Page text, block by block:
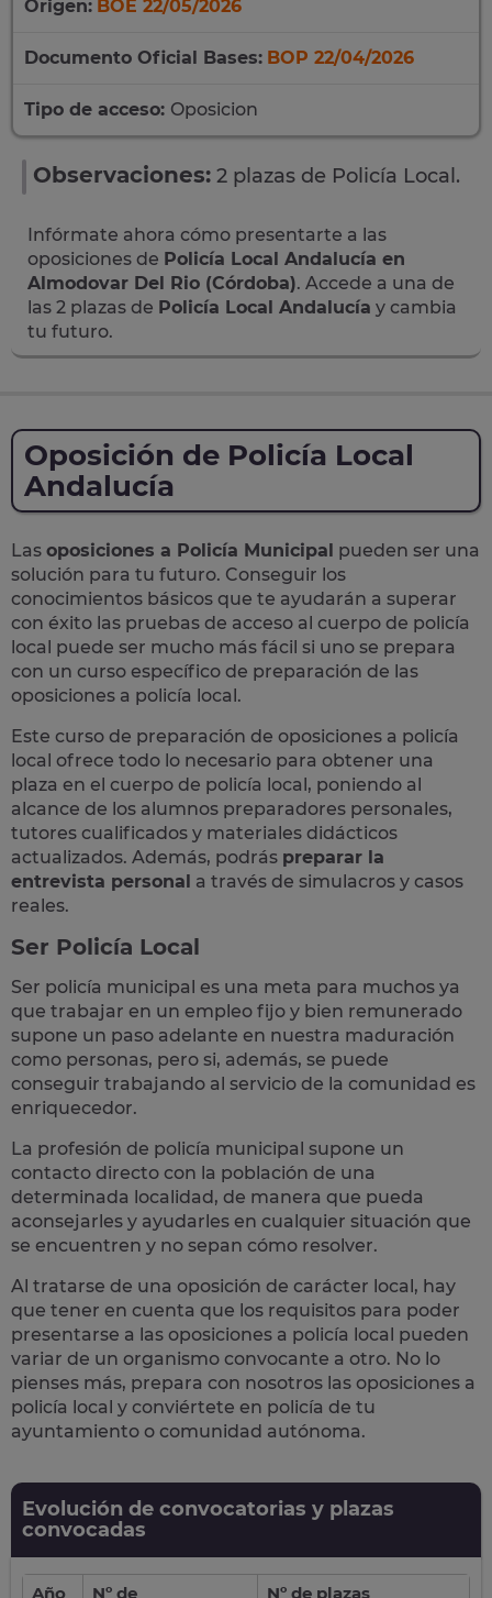
Origen: BOE 22/05/2026
Documento Oficial Bases: BOP 22/04/2026
Tipo de acceso: Oposicion
Observaciones: 2 plazas de Policía Local.
Infórmate ahora cómo presentarte a las
oposiciones de Policía Local Andalucía en
Almodovar Del Rio (Córdoba). Accede a una de
las 2 plazas de Policía Local Andalucía y cambia
tu futuro.
Oposición de Policía Local
Andalucía
Las oposiciones a Policía Municipal pueden ser una
solución para tu futuro. Conseguir los
conocimientos básicos que te ayudarán a superar
con éxito las pruebas de acceso al cuerpo de policía
local puede ser mucho más fácil si uno se prepara
con un curso específico de preparación de las
oposiciones a policía local.
Este curso de preparación de oposiciones a policía
local ofrece todo lo necesario para obtener una
plaza en el cuerpo de policía local, poniendo al
alcance de los alumnos preparadores personales,
tutores cualificados y materiales didácticos
actualizados. Además, podrás preparar la
entrevista personal a través de simulacros y casos
reales.
Ser Policía Local
Ser policía municipal es una meta para muchos ya
que trabajar en un empleo fijo y bien remunerado
supone un paso adelante en nuestra maduración
como personas, pero si, además, se puede
conseguir trabajando al servicio de la comunidad es
enriquecedor.
La profesión de policía municipal supone un
contacto directo con la población de una
determinada localidad, de manera que pueda
aconsejarles y ayudarles en cualquier situación que
se encuentren y no sepan cómo resolver.
Al tratarse de una oposición de carácter local, hay
que tener en cuenta que los requisitos para poder
presentarse a las oposiciones a policía local pueden
variar de un organismo convocante a otro. No lo
pienses más, prepara con nosotros las oposiciones a
policía local y conviértete en policía de tu
ayuntamiento o comunidad autónoma.
Evolución de convocatorias y plazas
convocadas
Año Nº de Nº de plazas